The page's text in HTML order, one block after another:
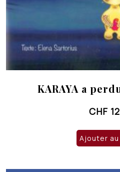
KARAYA a
CHF
Ajouter